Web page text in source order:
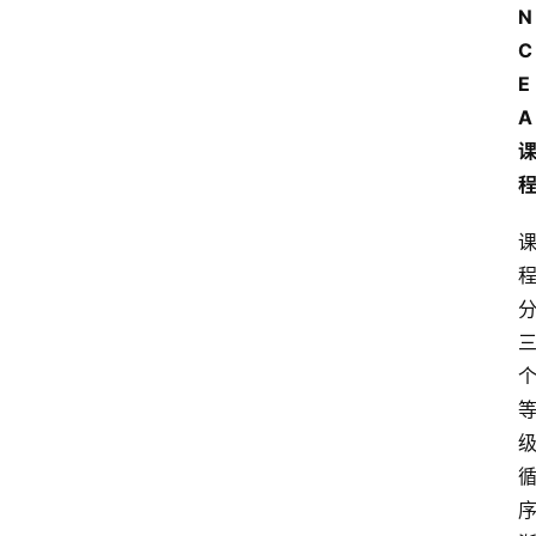
N
C
E
A
课
程
课
程
分
三
个
等
级
循
序